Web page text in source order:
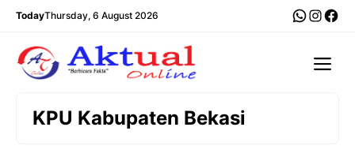
Langsung
TodayThursday, 6 August 2026
KPU Kabupaten Bekasi